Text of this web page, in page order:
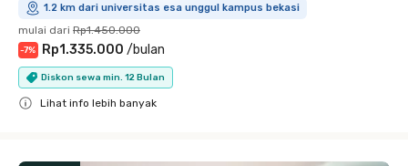
1.2 km dari universitas esa unggul kampus bekasi
mulai dari Rp1.450.000
-7% Rp1.335.000 /bulan
Diskon sewa min. 12 Bulan
Lihat info lebih banyak